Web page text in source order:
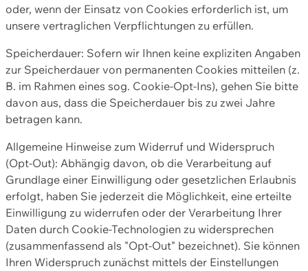
oder, wenn der Einsatz von Cookies erforderlich ist, um
unsere vertraglichen Verpflichtungen zu erfüllen.
Speicherdauer: Sofern wir Ihnen keine expliziten Angaben
zur Speicherdauer von permanenten Cookies mitteilen (z.
B. im Rahmen eines sog. Cookie-Opt-Ins), gehen Sie bitte
davon aus, dass die Speicherdauer bis zu zwei Jahre
betragen kann.
Allgemeine Hinweise zum Widerruf und Widerspruch
(Opt-Out): Abhängig davon, ob die Verarbeitung auf
Grundlage einer Einwilligung oder gesetzlichen Erlaubnis
erfolgt, haben Sie jederzeit die Möglichkeit, eine erteilte
Einwilligung zu widerrufen oder der Verarbeitung Ihrer
Daten durch Cookie-Technologien zu widersprechen
(zusammenfassend als "Opt-Out" bezeichnet). Sie können
Ihren Widerspruch zunächst mittels der Einstellungen